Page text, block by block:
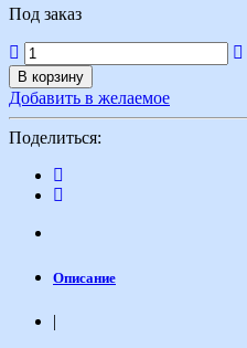
Под заказ
В корзину
Добавить в желаемое
Поделиться:
Описание
|